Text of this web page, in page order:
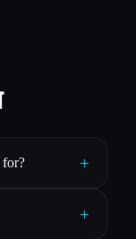
for? +
+